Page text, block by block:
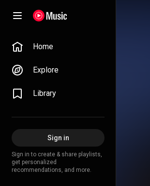
Home
Explore
Library
Sign in
Sign in to create & share playlists,
get personalized
recommendations, and more.